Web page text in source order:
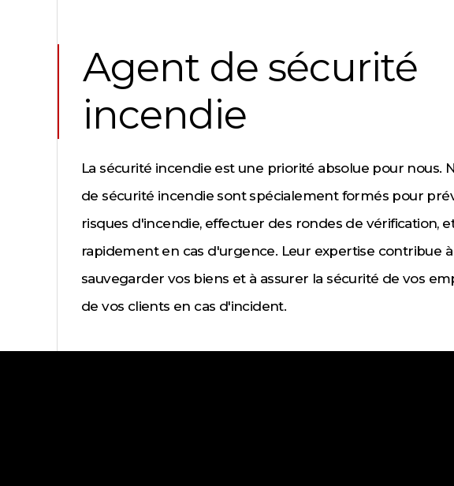
Agent de sécurité
incendie
La sécurité incendie est une priorité absolue pour nous.
de sécurité incendie sont spécialement formés pour
risques d'incendie, effectuer des rondes de vérification,
rapidement en cas d'urgence. Leur expertise contribue à
sauvegarder vos biens et à assurer la sécurité de vos
de vos clients en cas d'incident.